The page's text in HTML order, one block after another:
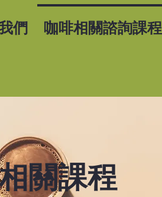
們 咖啡相關諮詢課程
關課程